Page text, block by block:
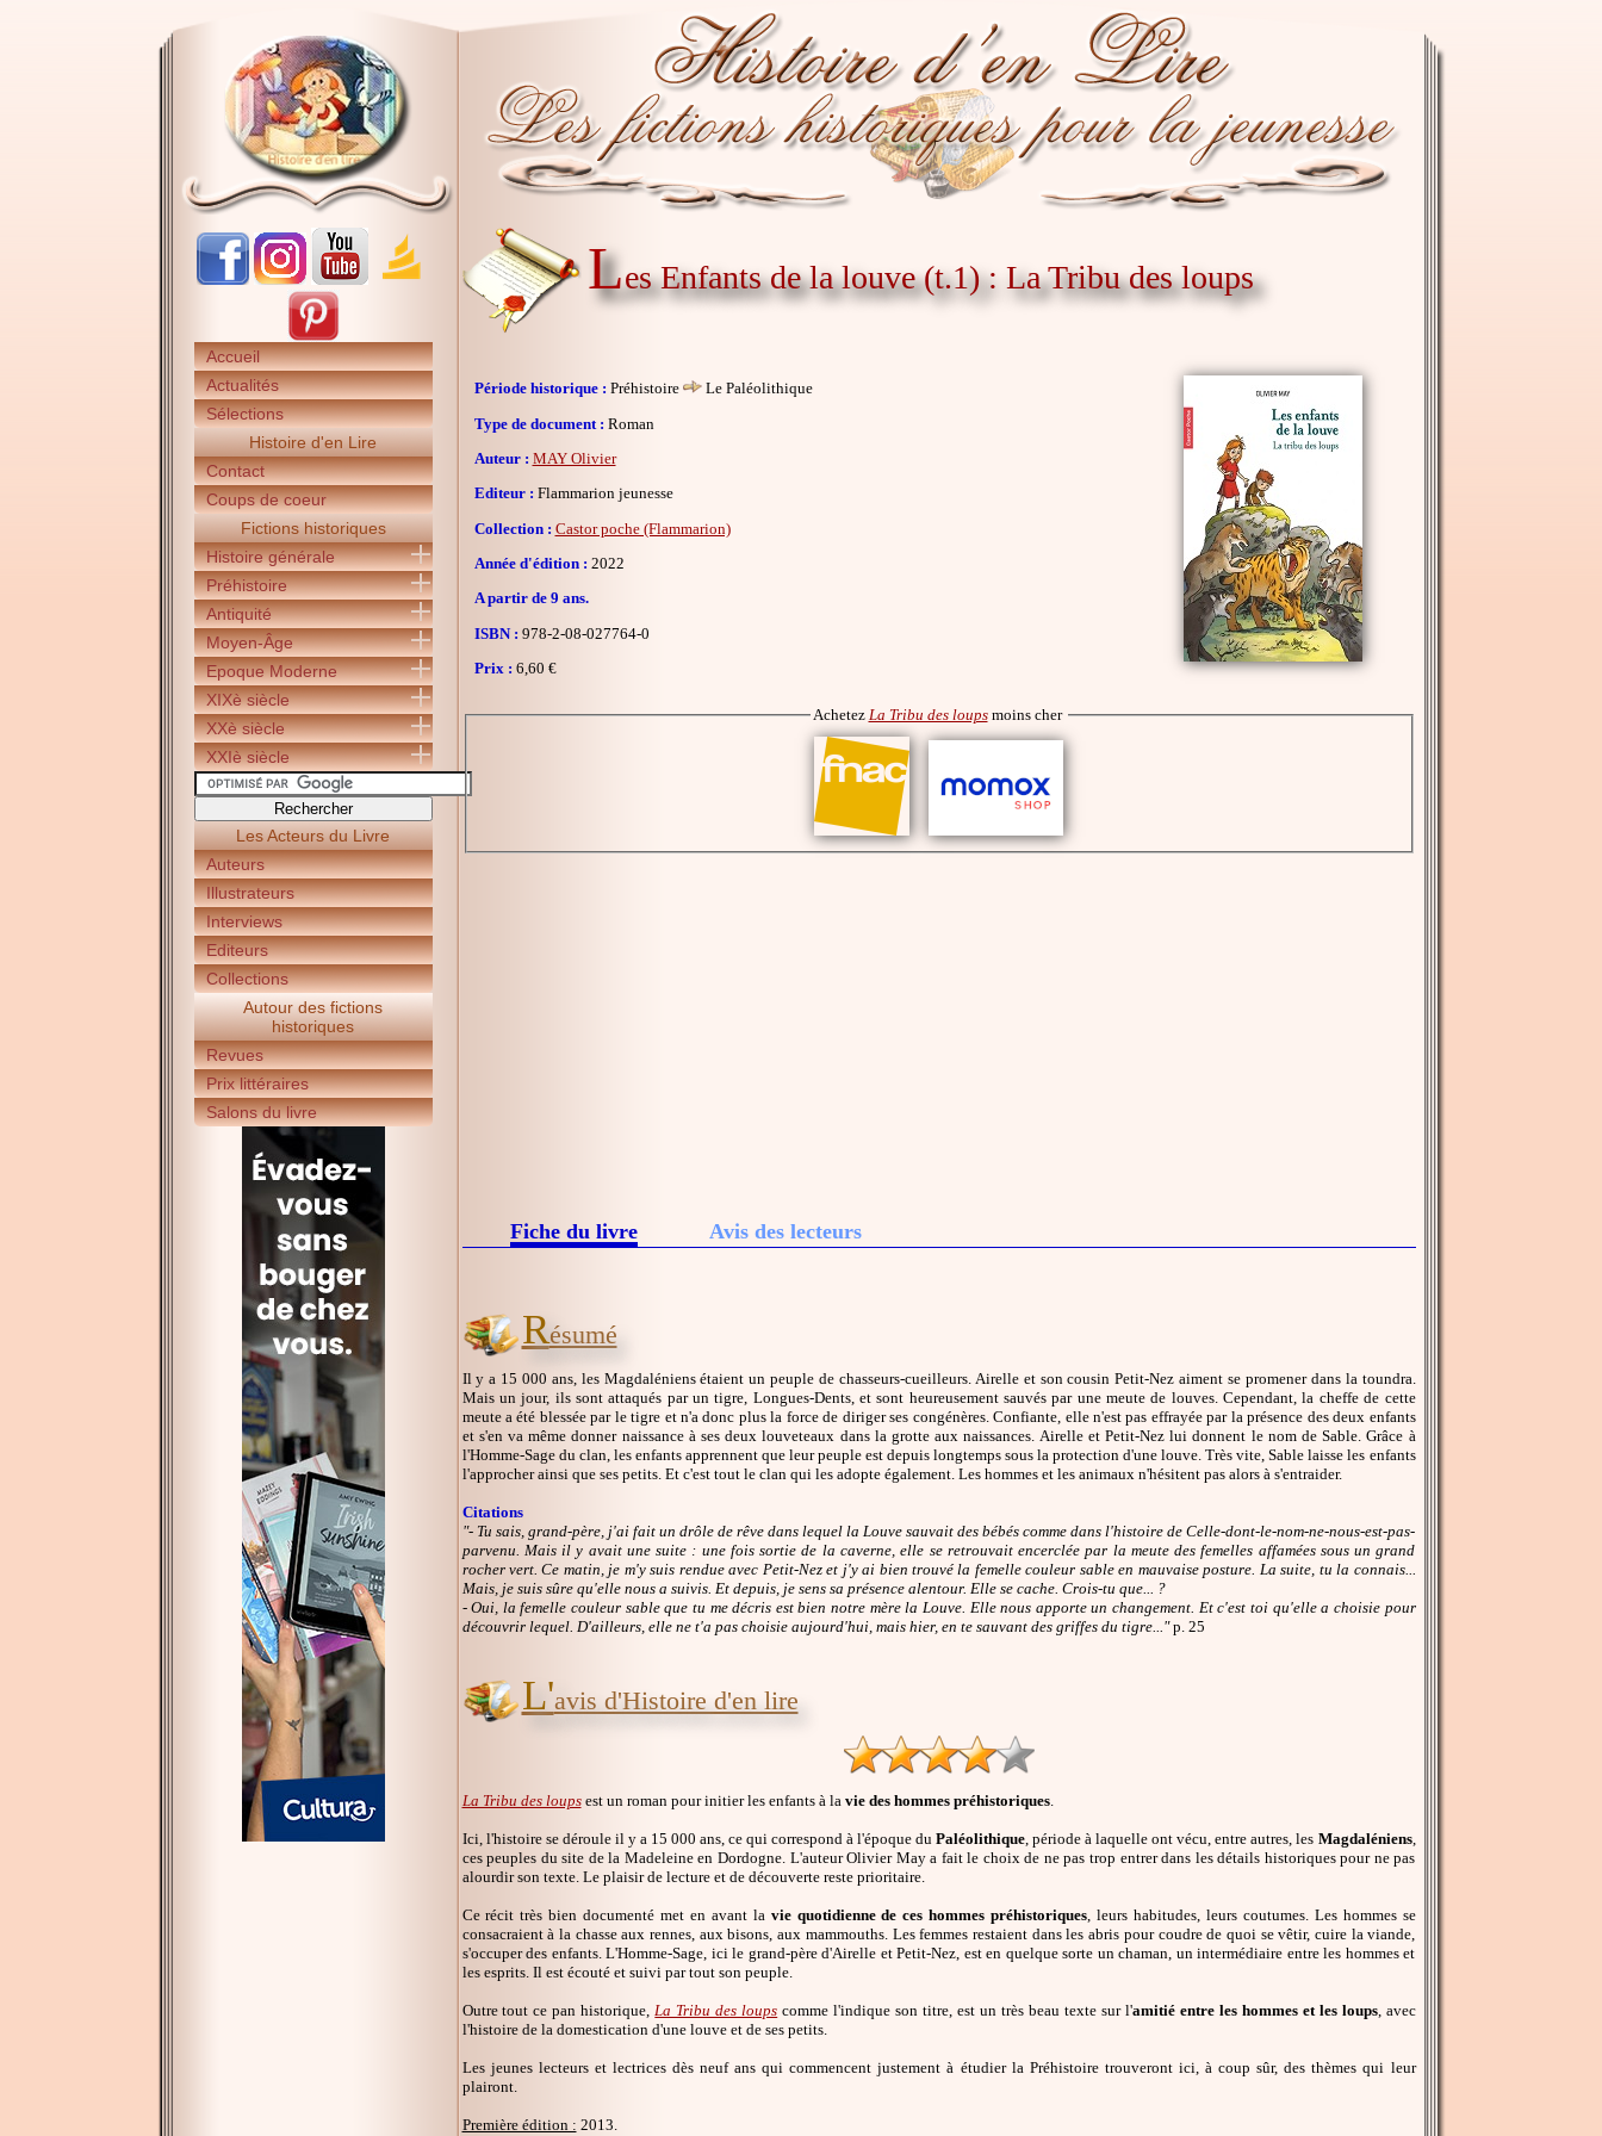
Accueil
Actualités
Sélections
Histoire d'en Lire
Contact
Coups de coeur
Fictions historiques
Histoire générale
Préhistoire
Antiquité
Moyen-Âge
Epoque Moderne
XIXè siècle
XXè siècle
XXIè siècle
Les Acteurs du Livre
Auteurs
Illustrateurs
Interviews
Editeurs
Collections
Autour des fictions
historiques
Revues
Prix littéraires
Salons du livre
Les Enfants de la louve (t.1) : La Tribu des loups
Période historique : Préhistoire
Le Paléolithique
Type de document : Roman
Auteur : MAY Olivier
Editeur : Flammarion jeunesse
Collection : Castor poche (Flammarion)
Année d'édition : 2022
A partir de 9 ans.
ISBN : 978-2-08-027764-0
Prix : 6,60 €
Achetez La Tribu des loupsmoins cher
Fiche du livre Avis des lecteurs
Résumé
Il y a 15 000 ans, les Magdaléniens étaient un peuple de chasseurs-cueilleurs. Airelle et son cousin Petit-Nez aiment se promener dans la toundra.
Mais un jour, ils sont attaqués par un tigre, Longues-Dents, et sont heureusement sauvés par une meute de louves. Cependant, la cheffe de cette
meute a été blessée par le tigre et n'a donc plus la force de diriger ses congénères. Confiante, elle n'est pas effrayée par la présence des deux enfants
et s'en va même donner naissance à ses deux louveteaux dans la grotte aux naissances. Airelle et Petit-Nez lui donnent le nom de Sable. Grâce à
l'Homme-Sage du clan, les enfants apprennent que leur peuple est depuis longtemps sous la protection d'une louve. Très vite, Sable laisse les enfants
l'approcher ainsi que ses petits. Et c'est tout le clan qui les adopte également. Les hommes et les animaux n'hésitent pas alors à s'entraider.
Citations
"- Tu sais, grand-père, j'ai fait un drôle de rêve dans lequel la Louve sauvait des bébés comme dans l'histoire de Celle-dont-le-nom-ne-nous-est-pas-
parvenu. Mais il y avait une suite : une fois sortie de la caverne, elle se retrouvait encerclée par la meute des femelles affamées sous un grand
rocher vert. Ce matin, je m'y suis rendue avec Petit-Nez et j'y ai bien trouvé la femelle couleur sable en mauvaise posture. La suite, tu la connais...
Mais, je suis sûre qu'elle nous a suivis. Et depuis, je sens sa présence alentour. Elle se cache. Crois-tu que... ?
- Oui, la femelle couleur sable que tu me décris est bien notre mère la Louve. Elle nous apporte un changement. Et c'est toi qu'elle a choisie pour
découvrir lequel. D'ailleurs, elle ne t'a pas choisie aujourd'hui, mais hier, en te sauvant des griffes du tigre..."p. 25
L'avis d'Histoire d'en lire
La Tribu des loupsest un roman pour initier les enfants à la vie des hommes préhistoriques.
Ici, l'histoire se déroule il y a 15 000 ans, ce qui correspond à l'époque duPaléolithique, période à laquelle ont vécu, entre autres, les Magdaléniens,
ces peuples du site de la Madeleine en Dordogne. L'auteur Olivier May a fait le choix de ne pas trop entrer dans les détails historiques pour ne pas
alourdir son texte. Le plaisir de lecture et de découverte reste prioritaire.
Ce récit très bien documenté met en avant la vie quotidienne de ces hommes préhistoriques, leurs habitudes, leurs coutumes. Les hommes se
consacraient à la chasse aux rennes, aux bisons, aux mammouths. Les femmes restaient dans les abris pour coudre de quoi se vêtir, cuire la viande,
s'occuper des enfants. L'Homme-Sage, ici le grand-père d'Airelle et Petit-Nez, est en quelque sorte un chaman, un intermédiaire entre les hommes et
les esprits. Il est écouté et suivi par tout son peuple.
Outre tout ce pan historique,La Tribu des loups comme l'indique son titre, est un très beau texte sur l'amitié entre les hommes et les loups, avec
l'histoire de la domestication d'une louve et de ses petits.
Les jeunes lecteurs et lectrices dès neuf ans qui commencent justement à étudier la Préhistoire trouveront ici, à coup sûr, des thèmes qui leur
plairont.
Première édition : 2013.